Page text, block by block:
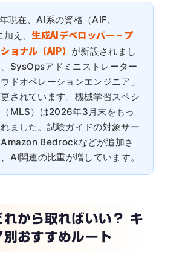
現在、AI系の資格（AIF、
加え、生成AIデベロッパー – プ
ョナル（AIP） が新設されまし
SysOpsアドミニストレーター
ドオペレーションエンジニア」
されています。機械学習スペシ
MLS）は2026年3月末をもっ
ました。試験ガイドの対象サー
Amazon Bedrockなどが追加さ
AI関連の比重が増しています。
れから取ればいい？ キ
別おすすめルート